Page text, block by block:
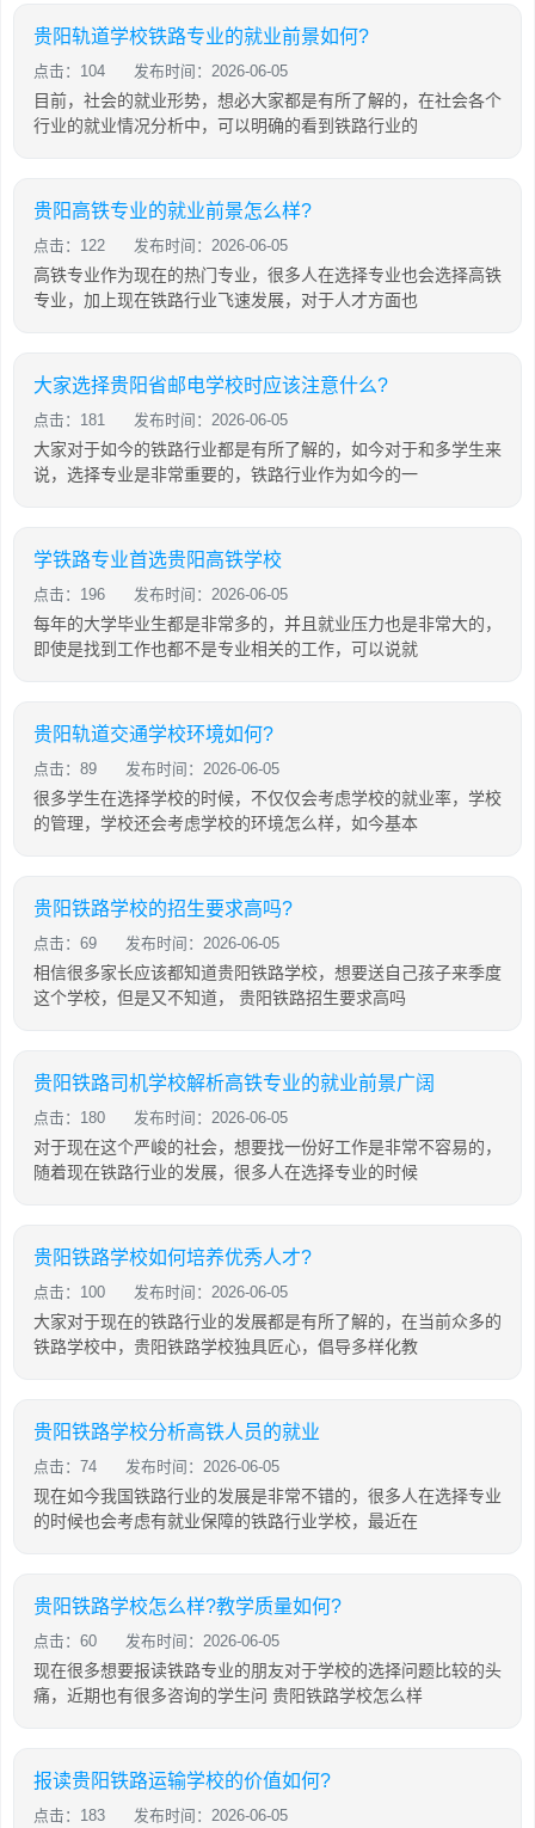
贵阳轨道学校铁路专业的就业前景如何?
点击：104 发布时间：2026-06-05
目前，社会的就业形势，想必大家都是有所了解的，在社会各个
行业的就业情况分析中，可以明确的看到铁路行业的
贵阳高铁专业的就业前景怎么样?
点击：122 发布时间：2026-06-05
高铁专业作为现在的热门专业，很多人在选择专业也会选择高铁
专业，加上现在铁路行业飞速发展，对于人才方面也
大家选择贵阳省邮电学校时应该注意什么?
点击：181 发布时间：2026-06-05
大家对于如今的铁路行业都是有所了解的，如今对于和多学生来
说，选择专业是非常重要的，铁路行业作为如今的一
学铁路专业首选贵阳高铁学校
点击：196 发布时间：2026-06-05
每年的大学毕业生都是非常多的，并且就业压力也是非常大的，
即使是找到工作也都不是专业相关的工作，可以说就
贵阳轨道交通学校环境如何?
点击：89 发布时间：2026-06-05
很多学生在选择学校的时候，不仅仅会考虑学校的就业率，学校
的管理，学校还会考虑学校的环境怎么样，如今基本
贵阳铁路学校的招生要求高吗?
点击：69 发布时间：2026-06-05
相信很多家长应该都知道贵阳铁路学校，想要送自己孩子来季度
这个学校，但是又不知道， 贵阳铁路招生要求高吗
贵阳铁路司机学校解析高铁专业的就业前景广阔
点击：180 发布时间：2026-06-05
对于现在这个严峻的社会，想要找一份好工作是非常不容易的，
随着现在铁路行业的发展，很多人在选择专业的时候
贵阳铁路学校如何培养优秀人才?
点击：100 发布时间：2026-06-05
大家对于现在的铁路行业的发展都是有所了解的，在当前众多的
铁路学校中，贵阳铁路学校独具匠心，倡导多样化教
贵阳铁路学校分析高铁人员的就业
点击：74 发布时间：2026-06-05
现在如今我国铁路行业的发展是非常不错的，很多人在选择专业
的时候也会考虑有就业保障的铁路行业学校，最近在
贵阳铁路学校怎么样?教学质量如何?
点击：60 发布时间：2026-06-05
现在很多想要报读铁路专业的朋友对于学校的选择问题比较的头
痛，近期也有很多咨询的学生问 贵阳铁路学校怎么样
报读贵阳铁路运输学校的价值如何?
点击：183 发布时间：2026-06-05